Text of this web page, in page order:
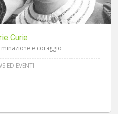
Curie
e coraggio
ED EVENTI